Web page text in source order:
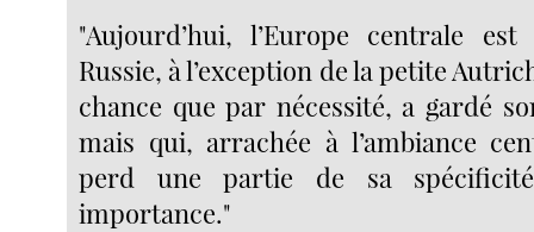
"Aujourd’hui, l’Europe centrale
Russie, à l’exception de la petite
chance que par nécessité, a gardé
mais qui, arrachée à l’ambiance
perd une partie de sa
importance."